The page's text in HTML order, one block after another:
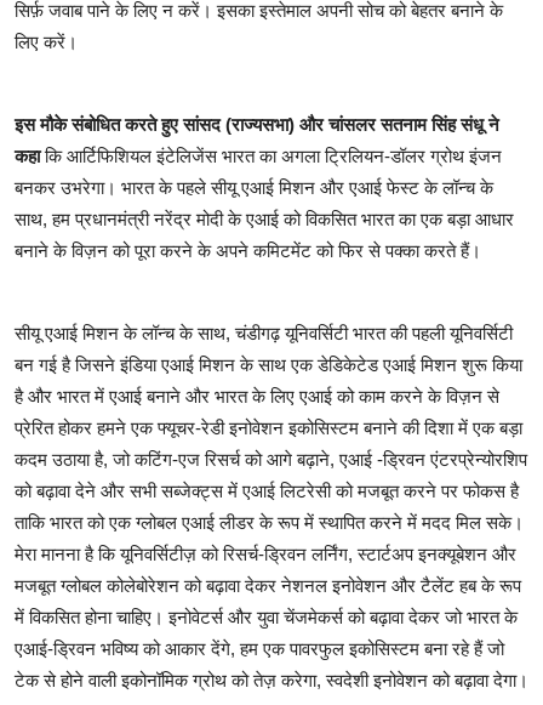
सिर्फ़ जवाब पाने के लिए न करें। इसका इस्तेमाल अपनी सोच को बेहतर बनाने के
लिए करें।
इस मौके संबोधित करते हुए सांसद (राज्यसभा) और चांसलर सतनाम सिंह संधू ने
कहाकि आर्टिफिशियल इंटेलिजेंस भारत का अगला ट्रिलियन-डॉलर ग्रोथ इंजन
बनकर उभरेगा। भारत के पहले सीयू एआई मिशन और एआई फेस्ट के लॉन्च के
साथ, हम प्रधानमंत्री नरेंद्र मोदी के एआई को विकसित भारत का एक बड़ा आधार
बनाने के विज़न को पूरा करने के अपने कमिटमेंट को फिर से पक्का करते हैं।
सीयू एआई मिशन के लॉन्च के साथ, चंडीगढ़ यूनिवर्सिटी भारत की पहली यूनिवर्सिटी
बन गई है जिसने इंडिया एआई मिशन के साथ एक डेडिकेटेड एआई मिशन शुरू किया
है और भारत में एआई बनाने और भारत के लिए एआई को काम करने के विज़न से
प्रेरित होकर हमने एक फ्यूचर-रेडी इनोवेशन इकोसिस्टम बनाने की दिशा में एक बड़ा
कदम उठाया है, जो कटिंग-एज रिसर्च को आगे बढ़ाने, एआई -ड्रिवन एंटरप्रेन्योरशिप
को बढ़ावा देने और सभी सब्जेक्ट्स में एआई लिटरेसी को मजबूत करने पर फोकस है
ताकि भारत को एक ग्लोबल एआई लीडर के रूप में स्थापित करने में मदद मिल सके।
मेरा मानना ​​है कि यूनिवर्सिटीज़ को रिसर्च-ड्रिवन लर्निंग, स्टार्टअप इनक्यूबेशन और
मजबूत ग्लोबल कोलेबोरेशन को बढ़ावा देकर नेशनल इनोवेशन और टैलेंट हब के रूप
में विकसित होना चाहिए। इनोवेटर्स और युवा चेंजमेकर्स को बढ़ावा देकर जो भारत के
एआई-ड्रिवन भविष्य को आकार देंगे, हम एक पावरफुल इकोसिस्टम बना रहे हैं जो
टेक से होने वाली इकोनॉमिक ग्रोथ को तेज़ करेगा, स्वदेशी इनोवेशन को बढ़ावा देगा।